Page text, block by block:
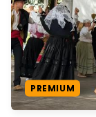
PREMIUM